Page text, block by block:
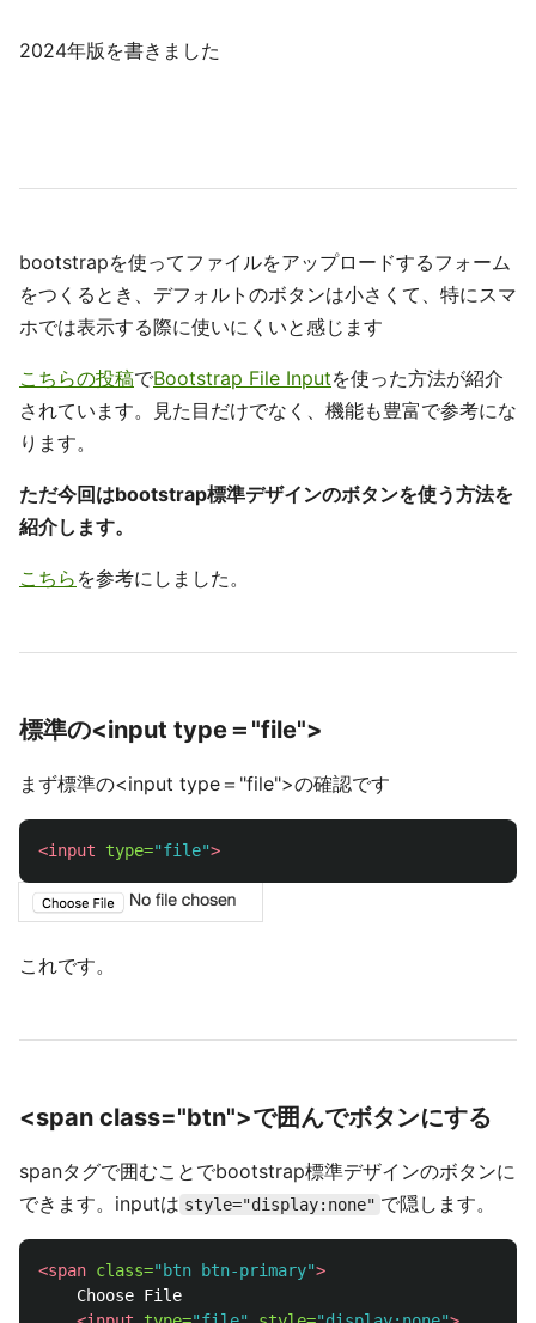
2024年版を書きました
bootstrapを使ってファイルをアップロードするフォーム
をつくるとき、デフォルトのボタンは小さくて、特にスマ
ホでは表示する際に使いにくいと感じます
こちらの投稿でBootstrap File Inputを使った方法が紹介
されています。見た目だけでなく、機能も豊富で参考にな
ります。
ただ今回はbootstrap標準デザインのボタンを使う方法を
紹介します。
こちら を参考にしました。
標準の<input type＝"file">
まず標準の<input type＝"file">の確認です
<input type="file">
これです。
<span class="btn">で囲んでボタンにする
spanタグで囲むことでbootstrap標準デザインのボタンに
できます。inputは style="display:none" で隠します。
<span class="btn btn-primary">
    Choose File